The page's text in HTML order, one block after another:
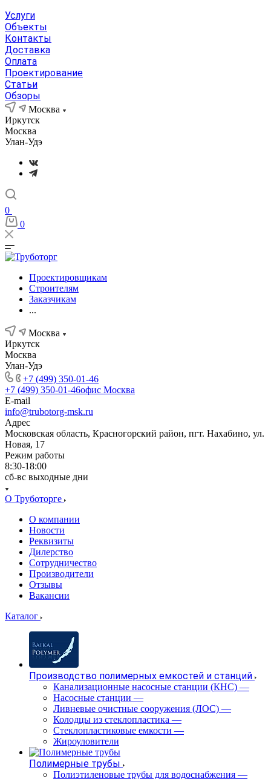
Услуги
Объекты
Контакты
Доставка
Оплата
Проектирование
Статьи
Обзоры
Москва
Иркутск
Москва
Улан-Удэ
0
0
Проектировщикам
Строителям
Заказчикам
...
Москва
Иркутск
Москва
Улан-Удэ
+7 (499) 350-01-46
+7 (499) 350-01-46офис Москва
E-mail
info@trubotorg-msk.ru
Адрес
Московская область, Красногорский район, пгт. Нахабино, ул.
Новая, 17
Режим работы
8:30-18:00
сб-вс выходные дни
О Труботорге
О компании
Новости
Реквизиты
Дилерство
Сотрудничество
Производители
Отзывы
Вакансии
Каталог
Производство полимерных емкостей и станций
Канализационные насосные станции (КНС) —
Насосные станции —
Ливневые очистные сооружения (ЛОС) —
Колодцы из стеклопластика —
Стеклопластиковые емкости —
Жироуловители
Полимерные трубы
Полиэтиленовые трубы для водоснабжения —